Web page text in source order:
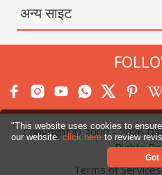
"This website uses cookies to
our website.click hereto review
Got
अन्य साइट
Copyright © 2000 -2026
Rights
Terms of Services